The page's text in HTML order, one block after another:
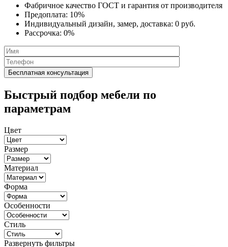
Фабричное качество ГОСТ и гарантия от производителя
Предоплата: 10%
Индивидуальный дизайн, замер, доставка: 0 руб.
Рассрочка: 0%
Быстрый подбор мебели по
параметрам
Цвет
Размер
Материал
Форма
Особенности
Стиль
Развернуть фильтры